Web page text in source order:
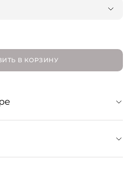
В КОРЗИНУ
миди, выполненная из
монолук в сочетании с